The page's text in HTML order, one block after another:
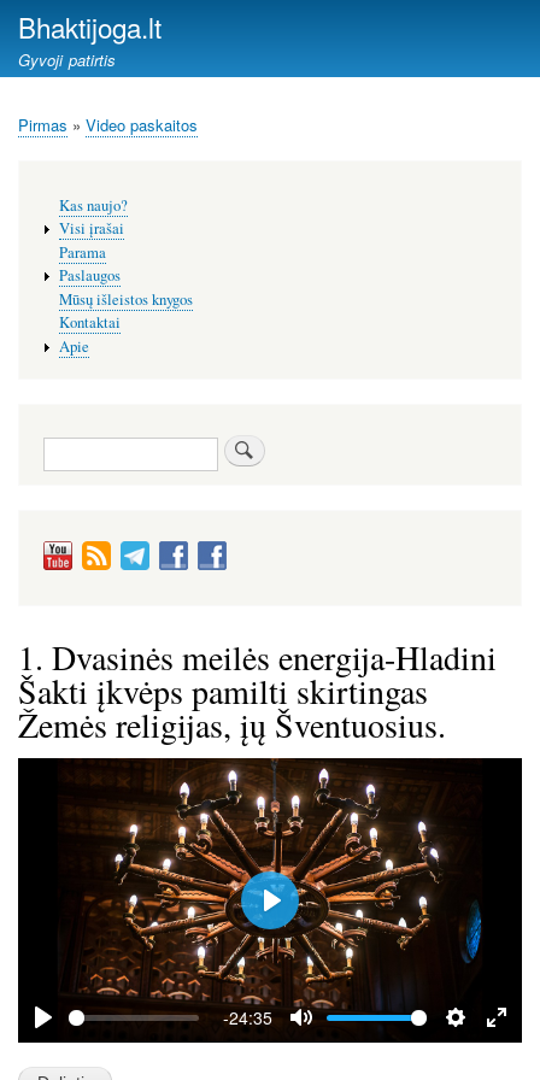
Bhaktijoga.lt
Gyvoji patirtis
Kelias
Pirmas Video paskaitos
1. Dvasinės meilės energija-Hladini
Šakti įkvėps pamilti skirtingas
Žemės religijas, įų Šventuosius.
P
l
-24:35
M
S
E
P
l
a
y
meniu
Kas naujo?
Visi įrašai
Parama
Paslaugos
Mūsų išleistos knygos
Kontaktai
Apie
Paieška